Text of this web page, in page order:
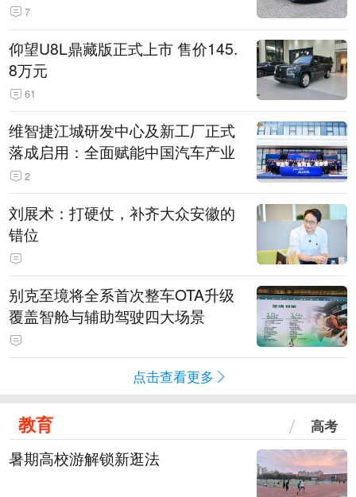
7
仰望U8L鼎藏版正式上市 售价145.
8万元
61
维智捷江城研发中心及新工厂正式
落成启用：全面赋能中国汽车产业
2
刘展术：打硬仗，补齐大众安徽的
错位
别克至境将全系首次整车OTA升级
覆盖智舱与辅助驾驶四大场景
点击查看更多
教育 高考
暑期高校游解锁新逛法